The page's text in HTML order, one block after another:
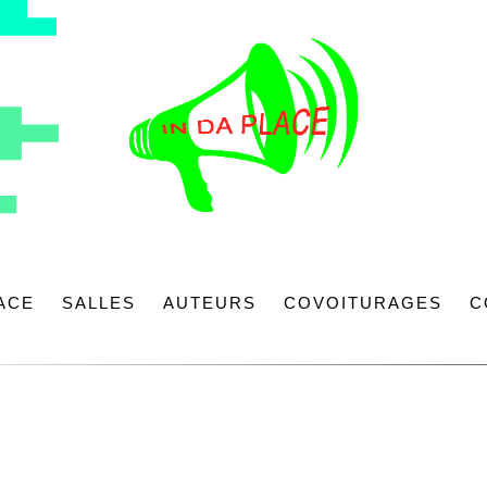
SALLES AUTEURS COVOITURAGES